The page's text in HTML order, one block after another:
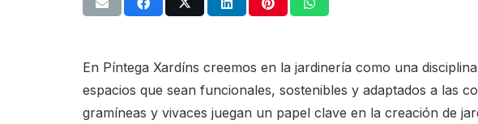
En Píntega Xardíns creemos en la jardinería como una
espacios que sean funcionales, sostenibles y adaptados a las
gramíneas y vivaces juegan un papel clave en la creación de